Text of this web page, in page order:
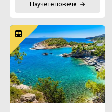
Научете повече